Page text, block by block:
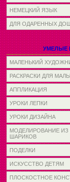
НЕМЕЦКИЙ ЯЗЫК
ДЛЯ ОДАРЕННЫХ
УМЕЛЫЕ
МАЛЕНЬКИЙ
РАСКРАСКИ ДЛЯ
АППЛИКАЦИЯ
УРОКИ ЛЕПКИ
УРОКИ ДИЗАЙНА
МОДЕЛИРОВАНИЕ
ШАРИКОВ
ПОДЕЛКИ
ИСКУССТВО ДЕТЯМ
ПЛОСКОСТНОЕ